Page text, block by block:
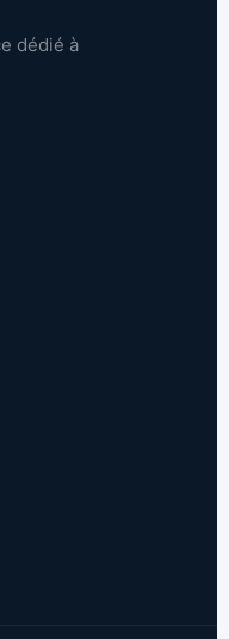
dédié à